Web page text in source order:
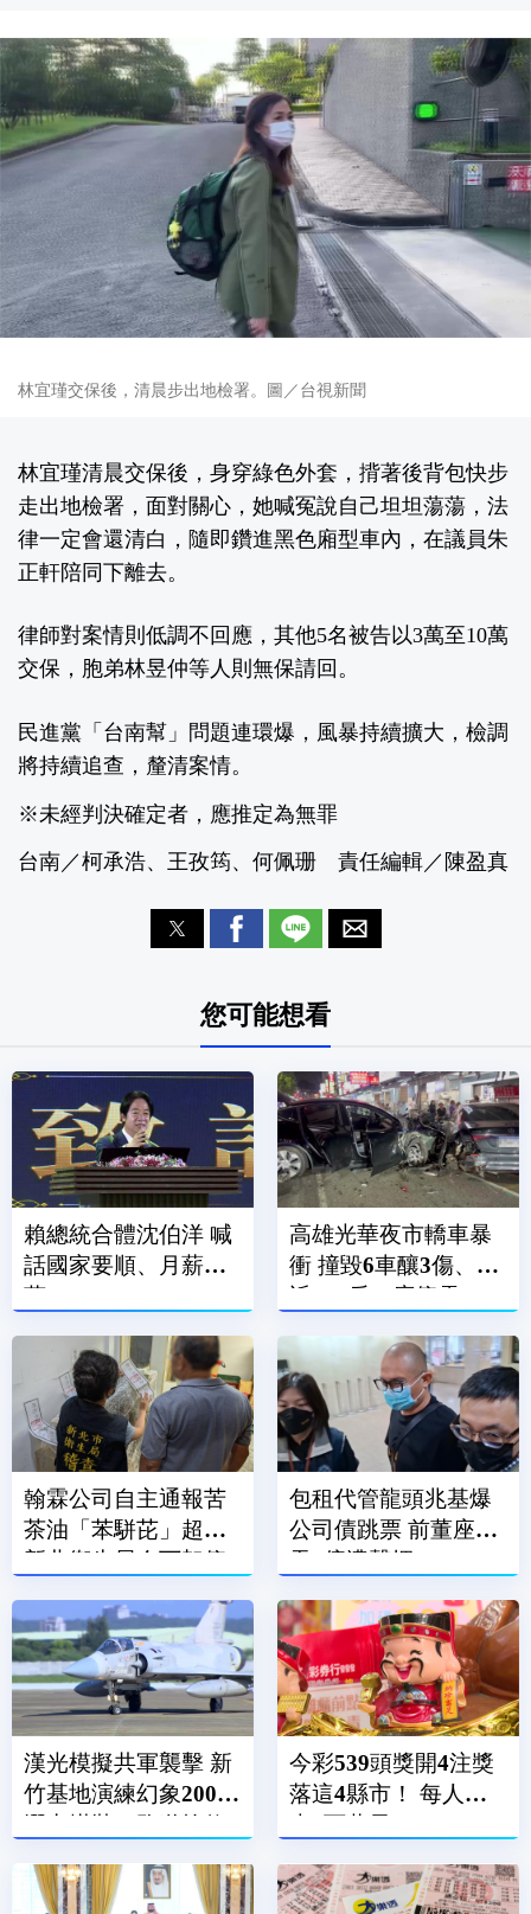
林宜瑾交保後，清晨步出地檢署。圖／台視新聞
林宜瑾清晨交保後，身穿綠色外套，揹著後背包快步
走出地檢署，面對關心，她喊冤說自己坦坦蕩蕩，法
律一定會還清白，隨即鑽進黑色廂型車內，在議員朱
正軒陪同下離去。
律師對案情則低調不回應，其他5名被告以3萬至10萬
交保，胞弟林昱仲等人則無保請回。
民進黨「台南幫」問題連環爆，風暴持續擴大，檢調
將持續追查，釐清案情。
※未經判決確定者，應推定為無罪
台南／柯承浩、王孜筠、何佩珊 責任編輯／陳盈真
您可能想看
賴總統合體沈伯洋 喊
話國家要順、月薪破3
萬
高雄光華夜市轎車暴
衝 撞毀6車釀3傷、附
近600戶一度停電
翰霖公司自主通報苦
茶油「苯駢芘」超標
新北衛生局令下架停
包租代管龍頭兆基爆
公司債跳票 前董座涉
吞7億遭聲押
漢光模擬共軍襲擊 新
竹基地演練幻象2000
潛力掛裝、跑道搶修
今彩539頭獎開4注獎
落這4縣市！ 每人抱
走6百萬元